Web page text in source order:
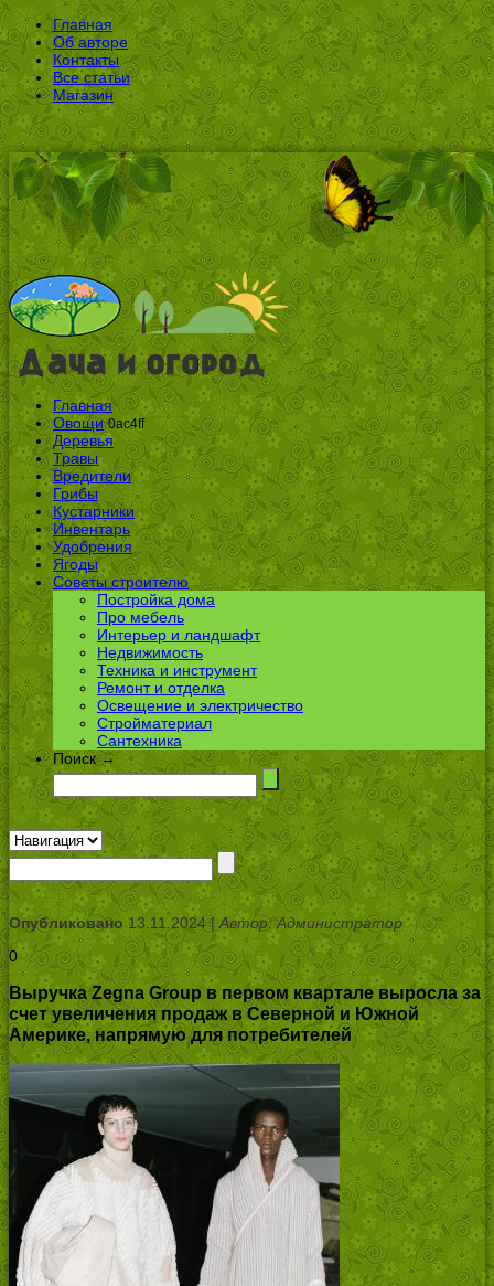
Главная
Об авторе
Контакты
Все статьи
Магазин
Главная
Овощи 0ac4ff
Деревья
Травы
Вредители
Грибы
Кустарники
Инвентарь
Удобрения
Ягоды
Советы строителю
Постройка дома
Про мебель
Интерьер и ландшафт
Недвижимость
Техника и инструмент
Ремонт и отделка
Освещение и электричество
Стройматериал
Сантехника
Поиск →
Опубликовано13.11.2024 | Автор: Администратор
0
Выручка Zegna Group в первом квартале выросла за
счет увеличения продаж в Северной и Южной
Америке, напрямую для потребителей